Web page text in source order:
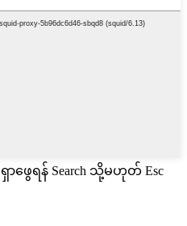
ရှာဖွေရန် Search သို့မဟုတ် Esc